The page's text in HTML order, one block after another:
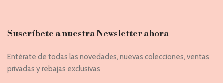
Suscríbete a nuestra Newsletter ahora
Entérate de todas las novedades, nuevas colecciones, ventas
privadas y rebajas exclusivas